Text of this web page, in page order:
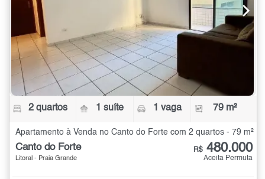
2 quartos 1 suíte 1 vaga 79 m²
Apartamento à Venda no Canto do Forte com 2 quartos - 79 m²
Canto do Forte
Litoral - Praia Grande
R$ 480.000
Aceita Permuta